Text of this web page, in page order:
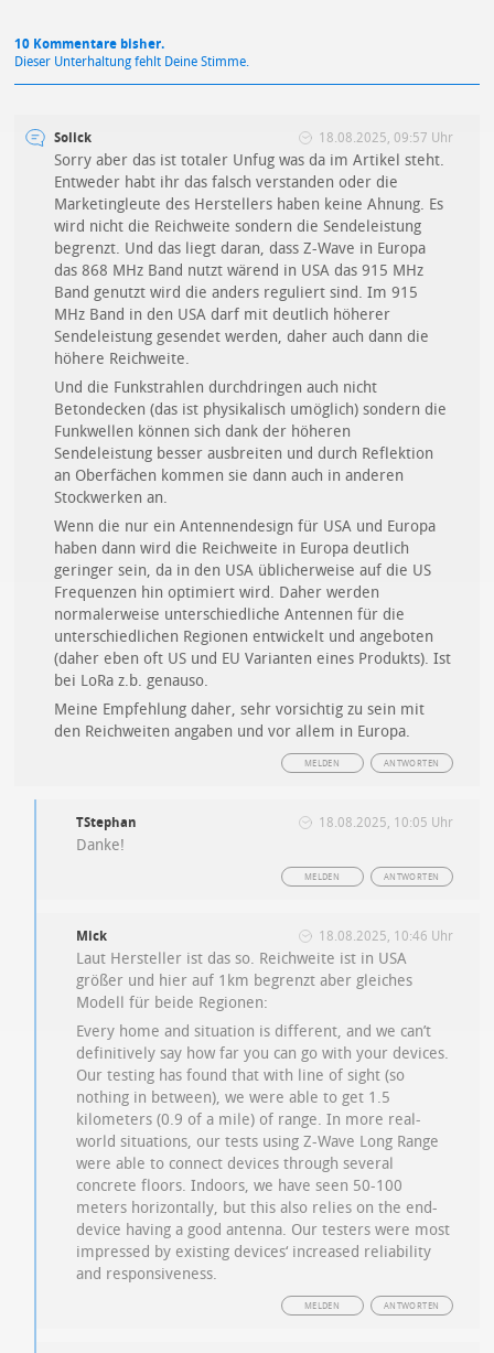
10 Kommentare bisher.
Dieser Unterhaltung fehlt Deine Stimme.
Solick 18.08.2025, 09:57 Uhr
Sorry aber das ist totaler Unfug was da im Artikel steht.
Entweder habt ihr das falsch verstanden oder die
Marketingleute des Herstellers haben keine Ahnung. Es
wird nicht die Reichweite sondern die Sendeleistung
begrenzt. Und das liegt daran, dass Z-Wave in Europa
das 868 MHz Band nutzt wärend in USA das 915 MHz
Band genutzt wird die anders reguliert sind. Im 915
MHz Band in den USA darf mit deutlich höherer
Sendeleistung gesendet werden, daher auch dann die
höhere Reichweite.
Und die Funkstrahlen durchdringen auch nicht
Betondecken (das ist physikalisch umöglich) sondern die
Funkwellen können sich dank der höheren
Sendeleistung besser ausbreiten und durch Reflektion
an Oberfächen kommen sie dann auch in anderen
Stockwerken an.
Wenn die nur ein Antennendesign für USA und Europa
haben dann wird die Reichweite in Europa deutlich
geringer sein, da in den USA üblicherweise auf die US
Frequenzen hin optimiert wird. Daher werden
normalerweise unterschiedliche Antennen für die
unterschiedlichen Regionen entwickelt und angeboten
(daher eben oft US und EU Varianten eines Produkts). Ist
bei LoRa z.b. genauso.
Meine Empfehlung daher, sehr vorsichtig zu sein mit
den Reichweiten angaben und vor allem in Europa.
ANTWORTEN
MELDEN
TStephan 18.08.2025, 10:05 Uhr
Danke!
ANTWORTEN
MELDEN
Mick 18.08.2025, 10:46 Uhr
Laut Hersteller ist das so. Reichweite ist in USA
größer und hier auf 1km begrenzt aber gleiches
Modell für beide Regionen:
Every home and situation is different, and we can’t
definitively say how far you can go with your devices.
Our testing has found that with line of sight (so
nothing in between), we were able to get 1.5
kilometers (0.9 of a mile) of range. In more real-
world situations, our tests using Z-Wave Long Range
were able to connect devices through several
concrete floors. Indoors, we have seen 50-100
meters horizontally, but this also relies on the end-
device having a good antenna. Our testers were most
impressed by existing devices‘ increased reliability
and responsiveness.
ANTWORTEN
MELDEN